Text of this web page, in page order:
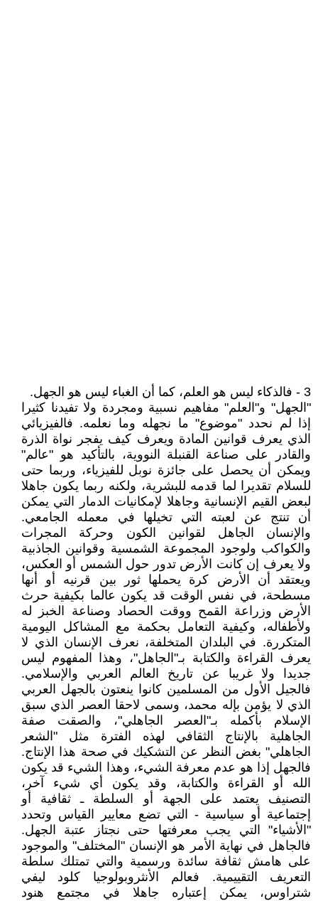
3 - فالذكاء ليس هو العلم، كما أن الغباء ليس هو الجهل.
"الجهل" و"العلم" مفاهيم نسبية ومجردة ولا تفيدنا كثيرا
إذا لم نحدد "موضوع" ما نجهله وما نعلمه. فالفيزيائي
الذي يعرف قوانين المادة ويعرف كيف يفجر نواة الذرة
والقادر على صناعة القنبلة النووية، بالتأكيد هو "عالم"
ويمكن أن يحصل على جائزة نوبل للفيزياء، وربما حتى
للسلام تقديرا لما قدمه للبشرية، ولكنه ربما يكون جاهلا
لبعض القيم الإنسانية وجاهلا لإمكانيات الدمار التي يمكن
أن تنتج عن لعبته التي تخيلها في معمله الجامعي.
والإنسان الجاهل لقوانين الكون وحركة المجرات
والكواكب ولوجود المجموعة الشمسية وقوانين الجاذبية
ولا يعرف إن كانت الأرض تدور حول الشمس أو العكس،
ويعتقد أن الأرض كرة يحملها ثور بين قرنيه أو أنها
مسطحة، في نفس الوقت قد يكون عالما بكيفية حرث
الأرض وزراعة القمح ووقت الحصاد وصناعة الخبز له
ولأطفاله، وكيفية التعامل بحكمة مع المشاكل اليومية
المتكررة. في البلدان المتخلفة، نعرف الإنسان الذي لا
يعرف القراءة والكتابة بـ"الجاهل"، وهذا المفهوم ليس
جديدا ولا غريبا عن تاريخ العالم العربي والإسلامي.
فالجيل الأول من المسلمين كانوا ينعتون بالجهل العربي
الذي لا يؤمن بإله محمد، وسمى لاحقا العصر الذي سبق
الإسلام بأكمله بـ"العصر الجاهلي"، والصقت صفة
الجاهلية بالإنتاج الثقافي لهذه الفترة مثل "الشعر
الجاهلي" بغض النظر عن التشكيك في صحة هذا الإنتاج.
فالجهل إذا هو عدم معرفة الشيء، وهذا الشيء قد يكون
الله أو القراءة والكتابة، وقد يكون أي شيء آخر،
التصنيف يعتمد على الجهة أو السلطة ـ ثقافية أو
إجتماعية أو سياسية - التي تضع معايير القياس وتحدد
"الأشياء" التي يجب معرفتها حتى نجتاز عتبة الجهل.
فالجاهل في نهاية الأمر هو الإنسان "المختلف" والموجود
على هامش ثقافة سائدة ورسمية والتي تمتلك سلطة
التعريف التقييمية. فعالم الأنثروبولوجيا كلود ليفي
شتراوس، يمكن إعتباره جاهلا في مجتمع هنود